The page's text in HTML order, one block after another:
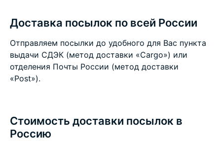
Доставка посылок по всей России
Отправляем посылки до удобного для Вас пункта
выдачи СДЭК (метод доставки «Cargo») или
отделения Почты России (метод доставки
«Post»).
Стоимость доставки посылок в
Россию